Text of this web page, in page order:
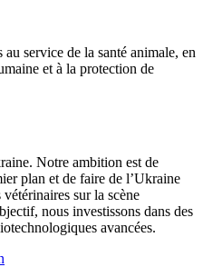
service de la santé animale, en
et à la protection de
Notre ambition est de
plan et de faire de l’Ukraine
sur la scène
nous investissons dans des
avancées.